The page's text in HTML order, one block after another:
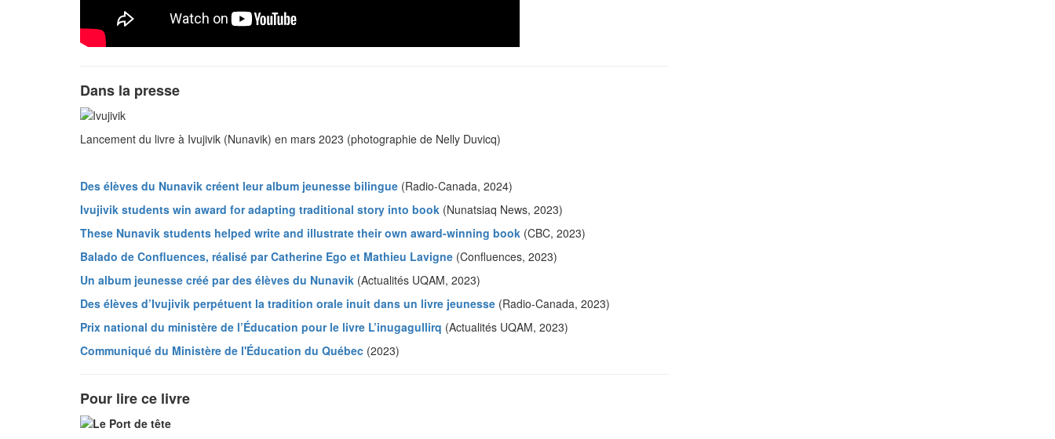
Dans la presse
Lancement du livre à Ivujivik (Nunavik) en mars 2023 (photographie de Nelly Duvicq)
Des élèves du Nunavik créent leur album jeunesse bilingue (Radio-Canada, 2024)
Ivujivik students win award for adapting traditional story into book (Nunatsiaq News, 2023)
These Nunavik students helped write and illustrate their own award-winning book (CBC, 2023)
Balado de Confluences, réalisé par Catherine Ego et Mathieu Lavigne (Confluences, 2023)
Un album jeunesse créé par des élèves du Nunavik (Actualités UQAM, 2023)
Des élèves d’Ivujivik perpétuent la tradition orale inuit dans un livre jeunesse (Radio-Canada, 2023)
Prix national du ministère de l’Éducation pour le livre L’inugagullirq (Actualités UQAM, 2023)
Communiqué du Ministère de l'Éducation du Québec (2023)
Pour lire ce livre